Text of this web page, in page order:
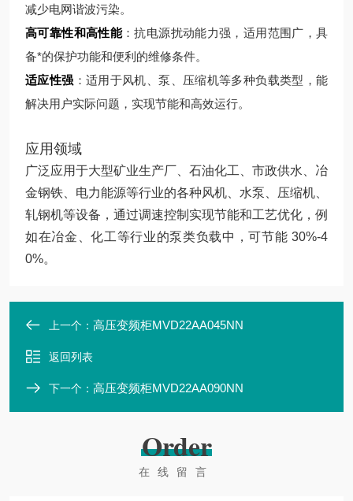
减少电网谐波污染。
高可靠性和高性能：抗电源扰动能力强，适用范围广，具
备*的保护功能和便利的维修条件。
适应性强 ：适用于风机、泵、压缩机等多种负载类型，能
解决用户实际问题，实现节能和高效运行。
应用领域
广泛应用于大型矿业生产厂、石油化工、市政供水、冶
金钢铁、电力能源等行业的各种风机、水泵、压缩机、
轧钢机等设备，通过调速控制实现节能和工艺优化，例
如在冶金、化工等行业的泵类负载中，可节能 30%-4
0%。
上一个： 高压变频柜MVD22AA045NN
返回列表
下一个： 高压变频柜MVD22AA090NN
Order
在线留言